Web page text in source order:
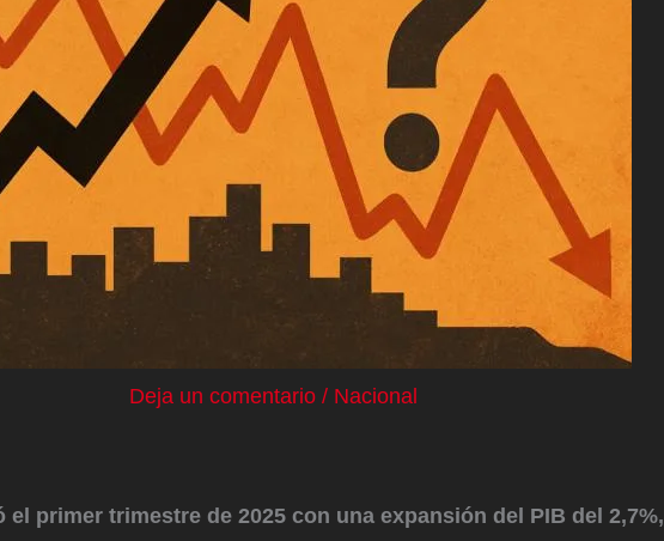
Deja un comentario / Nacional
el primer trimestre de 2025 con una expansión del PIB del 2,7%,